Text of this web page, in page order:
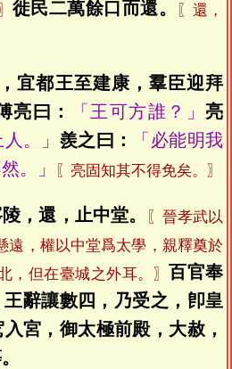
徙民二萬餘口而還。
〖還，
宜都王至建康，羣臣迎拜
亮曰：
「王可方誰？」亮
。」 羨之曰：
「必能明我
然。」 〖亮固知其不得免矣。〗
，還，止中堂。
〖晉孝武以
遠，權以中堂爲太學，親釋奠於
，但在臺城之外耳。〗 百官奉
王辭讓數四，乃受之，卽皇
宮，御太極前殿，大赦，